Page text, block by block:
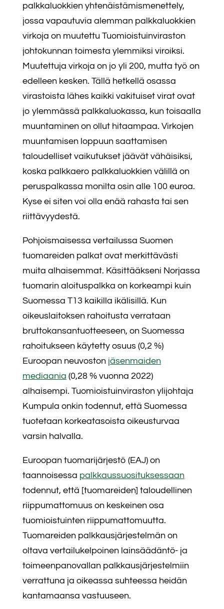
palkkaluokkien yhtenäistämismenettely,
jossa vapautuvia alemman palkkaluokkien
virkoja on muutettu Tuomioistuinviraston
johtokunnan toimesta ylemmiksi viroiksi.
Muutettuja virkoja on jo yli 200, mutta työ on
edelleen kesken. Tällä hetkellä osassa
virastoista lähes kaikki vakituiset virat ovat
jo ylemmässä palkkaluokassa, kun toisaalla
muuntaminen on ollut hitaampaa. Virkojen
muuntamisen loppuun saattamisen
taloudelliset vaikutukset jäävät vähäisiksi,
koska palkkaero palkkaluokkien välillä on
peruspalkassa monilta osin alle 100 euroa.
Kyse ei siten voi olla enää rahasta tai sen
riittävyydestä.
Pohjoismaisessa vertailussa Suomen
tuomareiden palkat ovat merkittävästi
muita alhaisemmat. Käsittääkseni Norjassa
tuomarin aloituspalkka on korkeampi kuin
Suomessa T13 kaikilla ikälisillä. Kun
oikeuslaitoksen rahoitusta verrataan
bruttokansantuotteeseen, on Suomessa
rahoitukseen käytetty osuus (0,2 %)
Euroopan neuvoston jäsenmaiden
mediaania (0,28 % vuonna 2022)
alhaisempi. Tuomioistuinviraston ylijohtaja
Kumpula onkin todennut, että Suomessa
tuotetaan korkeatasoista oikeusturvaa
varsin halvalla.
Euroopan tuomarijärjestö (EAJ) on
taannoisessa palkkaussuosituksessaan
todennut, että [tuomareiden] taloudellinen
riippumattomuus on keskeinen osa
tuomioistuinten riippumattomuutta.
Tuomareiden palkkausjärjestelmän on
oltava vertailukelpoinen lainsäädäntö- ja
toimeenpanovallan palkkausjärjestelmiin
verrattuna ja oikeassa suhteessa heidän
kantamaansa vastuuseen.